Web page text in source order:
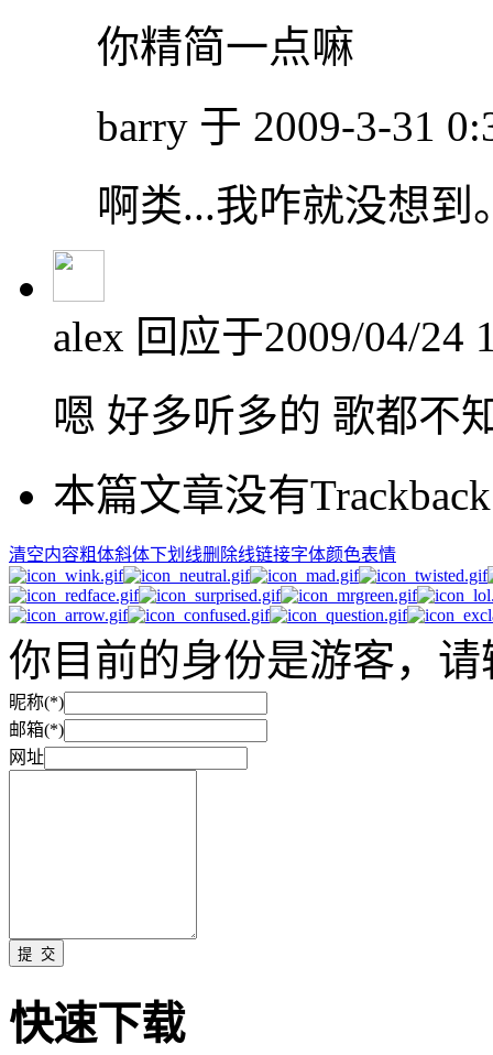
你精简一点嘛
barry 于 2009-3-31
啊类...我咋就没想到
alex 回应于2009/04/24
嗯 好多听多的 歌都不
本篇文章没有Trackback
清空内容粗体斜体下划线删除线链接字体颜色表情
你目前的身份是游客，
昵称(*)
邮箱(*)
网址
快速下载